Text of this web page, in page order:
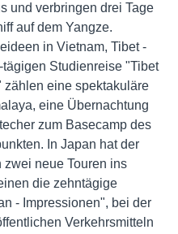
und verbringen drei Tage
auf dem Yangze.
in Vietnam, Tibet -
Studienreise "Tibet
eine spektakuläre
eine Übernachtung
zum Basecamp des
In Japan hat der
neue Touren ins
die zehntägige
- Impressionen", bei der
Verkehrsmitteln